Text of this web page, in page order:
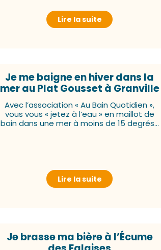
Lire la suite
Je me baigne en hiver dans la
mer au Plat Gousset à Granville
Avec l’association « Au Bain Quotidien »,
vous vous « jetez à l’eau » en maillot de
bain dans une mer à moins de 15 degrés…
Lire la suite
Je brasse ma bière à l’Écume